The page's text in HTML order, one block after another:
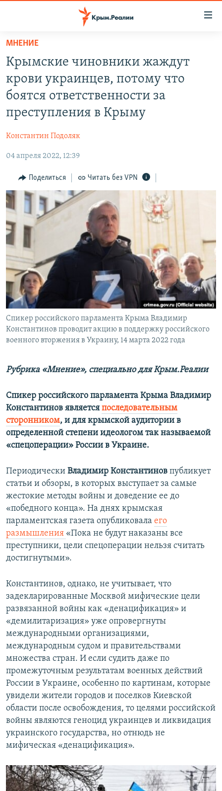
Вернуться
основному
содержанию
Вернутся
главной
Вернутся
СПЕЦПРОЕКТЫ
КАРТА ВОЕННЫХ ОБЪЕКТОВ КРЫМА
ВОДА
ИНФОГРАФИКА
ТЕЛЕПРОЕКТ КРЫМ.РЕАЛИИ
СОВЕТЫ ПРАВОЗАЩИТНИКОВ
ПРОПАВШИЕ БЕЗ ВЕСТИ
ПОБЕДИТЕЛЕЙ НЕ СУДЯТ?
КРЫМ.НЕПОКОРЕННЫЙ
ELIFBE
УКРАИНСКАЯ ПРОБЛЕМА КРЫМА
РАДІО СВОБОДА
КАК ОБОЙТИ БЛОКИРОВКУ
Qırımtatar
ПРИСОЕДИНЯЙТЕСЬ!
Все сайты RFE/RL
МНЕНИЕ
Крымские чиновники жаждут
крови украинцев, потому что
боятся ответственности за
преступления в Крыму
Константин Подоляк
04 апреля 2022, 12:39
Поделиться Читать без VPN
Спикер российского парламента Крыма Владимир
Константинов проводит акцию в поддержку российского
военного вторжения в Украину, 14 марта 2022 года
Рубрика «Мнение», специально для Крым.Реалии
Спикер российского парламента Крыма Владимир
Константинов является последовательным
сторонником, и для крымской аудитории в
определенной степени идеологом так называемой
«спецоперации» России в Украине.
Периодически Владимир Константинов публикует
статьи и обзоры, в которых выступает за самые
жестокие методы войны и доведение ее до
«победного конца». На днях крымская
парламентская газета опубликовала его
размышления «Пока не будут наказаны все
преступники, цели спецоперации нельзя считать
достигнутыми».
Константинов, однако, не учитывает, что
задекларированные Москвой мифические цели
развязанной войны как «денацификация» и
«демилитаризация» уже опровергнуты
международными организациями,
международным судом и правительствами
множества стран. И если судить даже по
промежуточным результатам военных действий
России в Украине, особенно по картинам, которые
увидели жители городов и поселков Киевской
области после освобождения, то целями российской
войны являются геноцид украинцев и ликвидация
украинского государства, но отнюдь не
мифическая «денацификация».